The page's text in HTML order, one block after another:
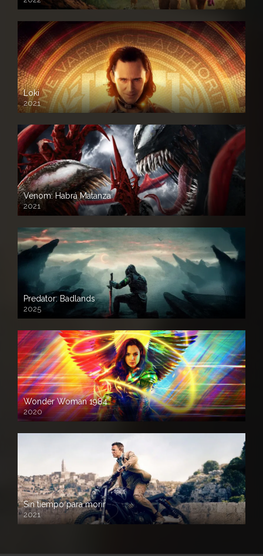
Loki
2021
Venom: Habrá Matanza
2021
Predator: Badlands
2025
Wonder Woman 1984
2020
Sin tiempo para morir
2021